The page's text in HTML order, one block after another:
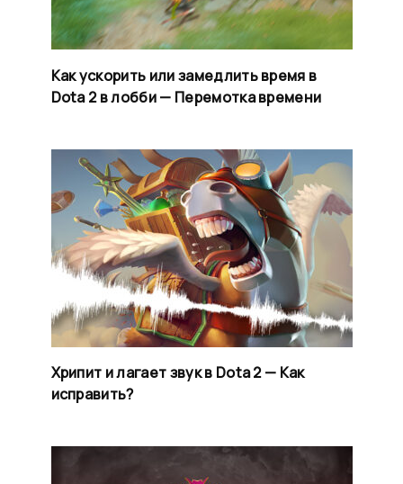
Как ускорить или замедлить время в
Dota 2 в лобби — Перемотка времени
Хрипит и лагает звук в Dota 2 — Как
исправить?